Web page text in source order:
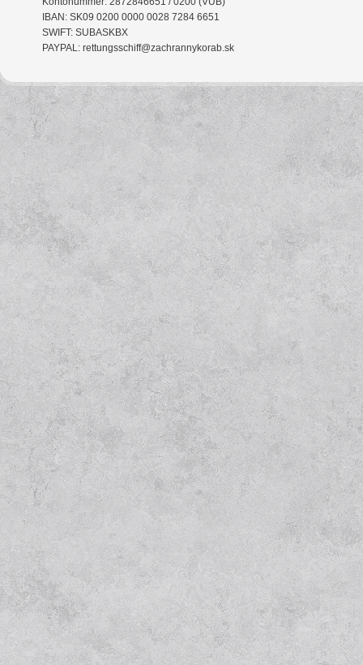
IBAN: SK09 0200 0000 0028 7284 6651
SWIFT: SUBASKBX
PAYPAL: rettungsschiff@zachrannykorab.sk